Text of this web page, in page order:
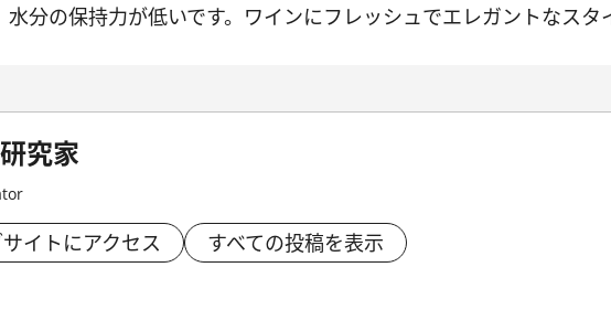
分の保持力が低いです。ワインにフレッシュでエレガントなスタ
究家
イトにアクセス すべての投稿を表示